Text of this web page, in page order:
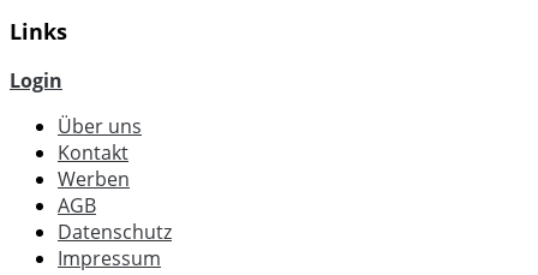
Links
Login
Über uns
Kontakt
Werben
AGB
Datenschutz
Impressum